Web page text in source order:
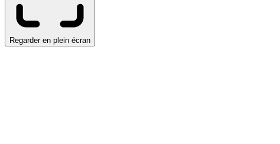
Regarder en plein écran